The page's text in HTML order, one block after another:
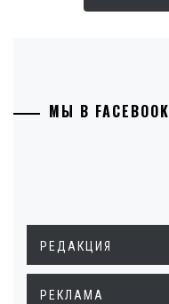
МЫ В FACEBOOK
РЕДАКЦИЯ
РЕКЛАМА